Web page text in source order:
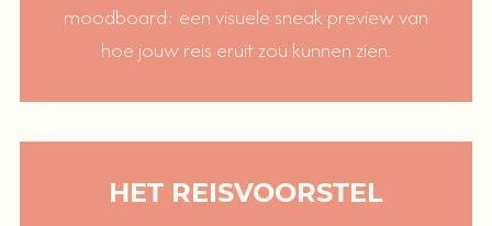
moodboard: een visuele sneak preview van
hoe jouw reis eruit zou kunnen zien.
HET REISVOORSTEL